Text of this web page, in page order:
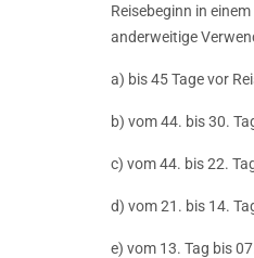
Reisebeginn in
anderweitige
a) bis 45 Tage vor
b) vom 44. bis 30.
c) vom 44. bis 22.
d) vom 21. bis 14.
e) vom 13. Tag bis